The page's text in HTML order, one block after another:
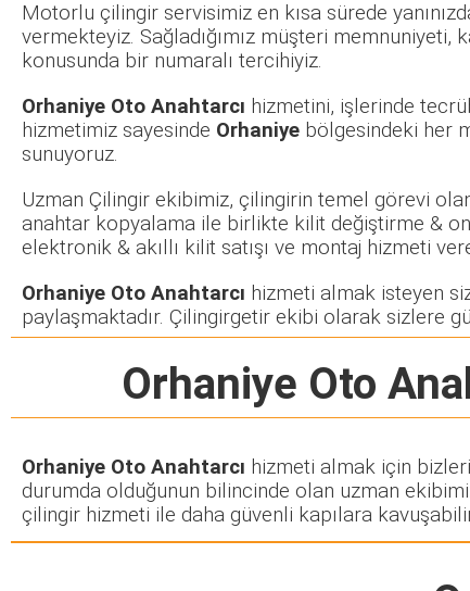
Motorlu çilingir servisimiz en kısa sürede
vermekteyiz. Sağladığımız müşteri
konusunda bir numaralı tercihiyiz.
Orhaniye Oto Anahtarcı hizmetini, işlerinde
hizmetimiz sayesinde Orhaniye bölgesindeki her
sunuyoruz.
Uzman Çilingir ekibimiz, çilingirin temel görevi
anahtar kopyalama ile birlikte kilit değiştirme &
elektronik & akıllı kilit satışı ve montaj hizmeti
Orhaniye Oto Anahtarcı hizmeti almak isteyen
paylaşmaktadır. Çilingirgetir ekibi olarak sizlere
Orhaniye Oto
Orhaniye Oto Anahtarcı hizmeti almak için
durumda olduğunun bilincinde olan uzman
çilingir hizmeti ile daha güvenli kapılara